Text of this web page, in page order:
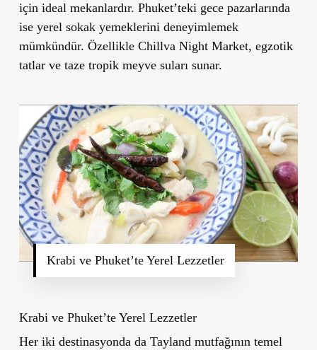
için ideal mekanlardır. Phuket’teki gece pazarlarında
ise yerel sokak yemeklerini deneyimlemek
mümkündür. Özellikle Chillva Night Market, egzotik
tatlar ve taze tropik meyve suları sunar.
Krabi ve Phuket’te Yerel Lezzetler
Krabi ve Phuket’te Yerel Lezzetler
Her iki destinasyonda da Tayland mutfağının temel